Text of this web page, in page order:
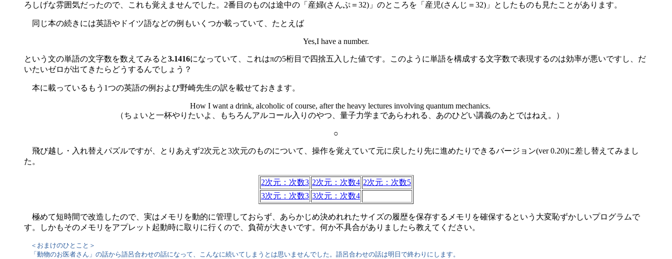
ろしげな雰囲気だったので、これも覚えませんでした。2番目のものは途中の「産婦(さんぷ＝32)」のところを「産児(さんじ＝32)」としたものも見たことがあります。
同じ本の続きには英語やドイツ語などの例もいくつか載っていて、たとえば
Yes,I have a number.
という文の単語の文字数を数えてみると3.1416になっていて、これはπの5桁目で四捨五入した値です。このように単語を構成する文字数で表現するのは効率が悪いですし、だ
いたいゼロが出てきたらどうするんでしょう？
本に載っているもう1つの英語の例および野崎先生の訳を載せておきます。
How I want a drink, alcoholic of course, after the heavy lectures involving quantum mechanics.
（ちょいと一杯やりたいよ、もちろんアルコール入りのやつ、量子力学まであらわれる、あのひどい講義のあとではねえ。）
○
飛び越し・入れ替えパズルですが、とりあえず2次元と3次元のものについて、操作を覚えていて元に戻したり先に進めたりできるバージョン(ver 0.20)に差し替えてみまし
た。
2次元：次数3 2次元：次数4 2次元：次数5
3次元：次数3 3次元：次数4
極めて短時間で改造したので、実はメモリを動的に管理しておらず、あらかじめ決めれれたサイズの履歴を保存するメモリを確保するという大変恥ずかしいプログラムで
す。しかもそのメモリをアプレット起動時に取りに行くので、負荷が大きいです。何か不具合がありましたら教えてください。
＜おまけのひとこと＞
「動物のお医者さん」の話から語呂合わせの話になって、こんなに続いてしまうとは思いませんでした。語呂合わせの話は明日で終わりにします。